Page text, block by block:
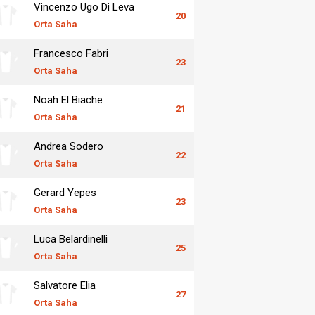
Vincenzo Ugo Di Leva
Orta Saha
20
Francesco Fabri
Orta Saha
23
Noah El Biache
Orta Saha
21
Andrea Sodero
Orta Saha
22
Gerard Yepes
Orta Saha
23
Luca Belardinelli
Orta Saha
25
Salvatore Elia
Orta Saha
27